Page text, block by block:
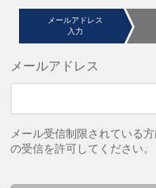
メールアドレス
入力
メールアドレス
メール受信制限されている
の受信を許可してください。